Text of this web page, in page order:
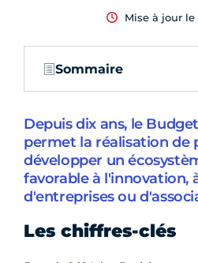
Mise à jour le
Sommaire
Depuis dix ans, le
permet la réalisation de
développer un
favorable à l'innovation,
d'entreprises ou
Les chiffres-clés